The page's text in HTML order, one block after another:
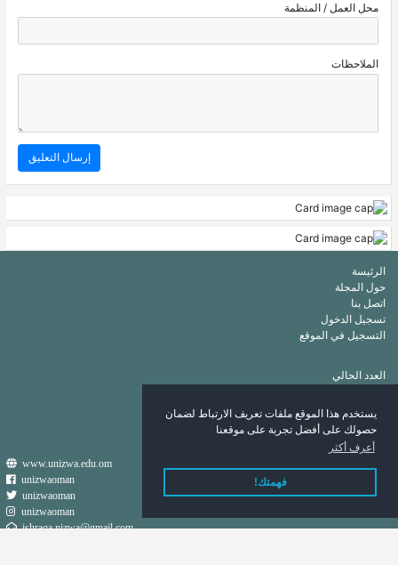
يستخدم هذا الموقع ملفات تعريف الارتباط لضمان
حصولك على أفضل تجربة على موقعنا
أعرف أكثر
فهمتك!
محل العمل / المنظمة
الملاحظات
الرئيسة
حول المجلة
اتصل بنا
تسجيل الدخول
التسجيل في الموقع
العدد الحالي
قائمة الكلمات الرئيسة
قائمة المؤلفين
www.unizwa.edu.om
unizwaoman
unizwaoman
unizwaoman
ishraqa.nizwa@gmail.com